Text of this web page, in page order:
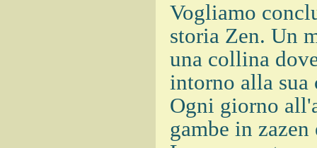
Vogliamo
storia Zen. Un
una collina
intorno alla sua
Ogni giorno
gambe in